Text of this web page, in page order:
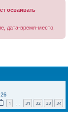
осваивать
дата-время-место,
1 31 32 33 34